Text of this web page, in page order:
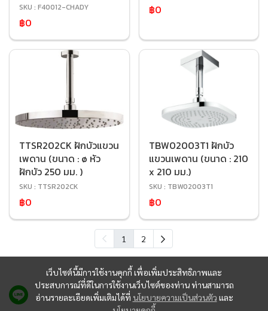
SKU : F40012-CHADY
฿0
฿0
TTSR202CK ฝักบัวแขวน
เพดาน (ขนาด : ø หัว
ฝักบัว 250 มม. )
SKU : TTSR202CK
฿0
TBW02003T1 ฝักบัว
แขวนเพดาน (ขนาด : 210
x 210 มม.)
SKU : TBW02003T1
฿0
1 2
เว็บไซต์นี้มีการใช้งานคุกกี้ เพื่อเพิ่มประสิทธิภาพและ
ประสบการณ์ที่ดีในการใช้งานเว็บไซต์ของท่าน ท่านสามารถ
อ่านรายละเอียดเพิ่มเติมได้ที่ นโยบายความเป็นส่วนตัว และ